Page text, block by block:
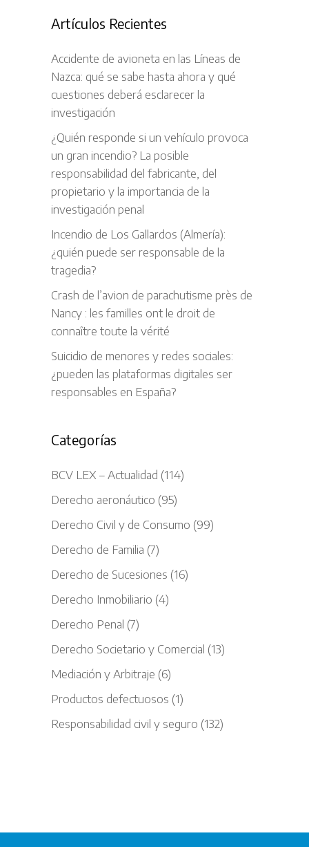
Artículos Recientes
Accidente de avioneta en las Líneas de
Nazca: qué se sabe hasta ahora y qué
cuestiones deberá esclarecer la
investigación
¿Quién responde si un vehículo provoca
un gran incendio? La posible
responsabilidad del fabricante, del
propietario y la importancia de la
investigación penal
Incendio de Los Gallardos (Almería):
¿quién puede ser responsable de la
tragedia?
Crash de l’avion de parachutisme près de
Nancy : les familles ont le droit de
connaître toute la vérité
Suicidio de menores y redes sociales:
¿pueden las plataformas digitales ser
responsables en España?
Categorías
BCV LEX – Actualidad (114)
Derecho aeronáutico (95)
Derecho Civil y de Consumo (99)
Derecho de Familia (7)
Derecho de Sucesiones (16)
Derecho Inmobiliario (4)
Derecho Penal (7)
Derecho Societario y Comercial (13)
Mediación y Arbitraje (6)
Productos defectuosos (1)
Responsabilidad civil y seguro (132)